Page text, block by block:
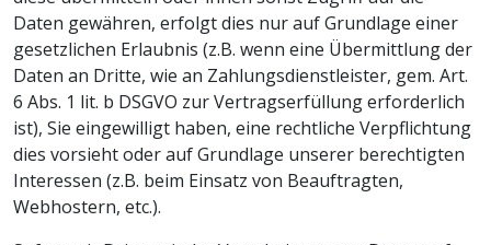
Daten gewähren, erfolgt dies nur auf Grundlage einer
gesetzlichen Erlaubnis (z.B. wenn eine Übermittlung der
Daten an Dritte, wie an Zahlungsdienstleister, gem. Art.
6 Abs. 1 lit. b DSGVO zur Vertragserfüllung erforderlich
ist), Sie eingewilligt haben, eine rechtliche Verpflichtung
dies vorsieht oder auf Grundlage unserer berechtigten
Interessen (z.B. beim Einsatz von Beauftragten,
Webhostern, etc.).